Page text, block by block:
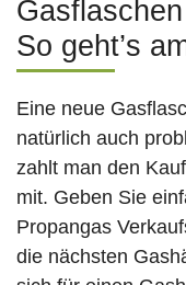
So geht’s
Eine neue
natürlich auch
zahlt man den
mit. Geben Sie
Propangas
die nächsten